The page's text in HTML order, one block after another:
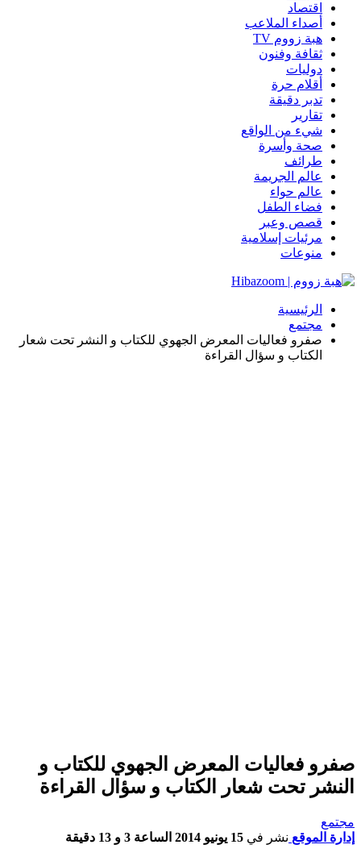
اقتصاد
أصداء الملاعب
هبة زووم TV
ثقافة وفنون
دوليات
أقلام حرة
تدبر دقيقة
تقارير
شيء من الواقع
صحة وأسرة
طرائف
عالم الجريمة
عالم حواء
فضاء الطفل
قصص وعبر
مرئيات إسلامية
منوعات
الرئيسية
مجتمع
صفرو فعاليات المعرض الجهوي للكتاب و النشر تحت شعار
الكتاب و سؤال القراءة
صفرو فعاليات المعرض الجهوي للكتاب و
النشر تحت شعار الكتاب و سؤال القراءة
مجتمع
إدارة الموقع نشر في 15 يونيو 2014 الساعة 3 و 13 دقيقة